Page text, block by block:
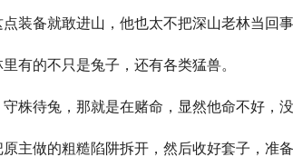
点装备就敢进山，他也太不把深山老林当回事
有的不只是兔子，还有各类猛兽。
株待兔，那就是在赌命，显然他命不好，没
原主做的粗糙陷阱拆开，然后收好套子，准备